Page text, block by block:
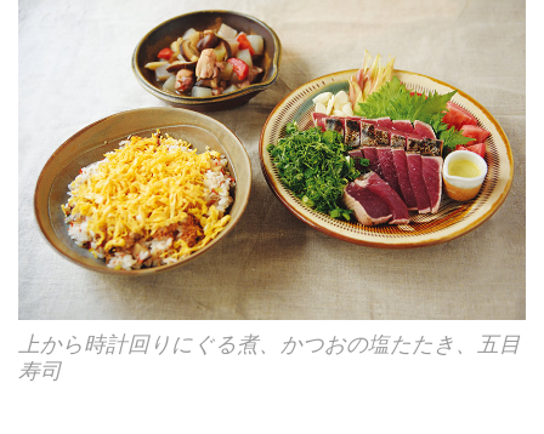
上から時計回りにぐる煮、かつおの塩たたき、五目
寿司